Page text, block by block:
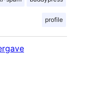
profile